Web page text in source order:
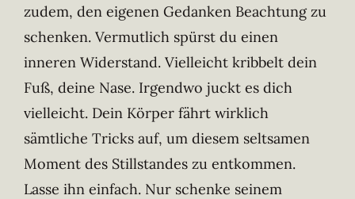
zudem, den eigenen Gedanken Beachtung zu
schenken. Vermutlich spürst du einen
inneren Widerstand. Vielleicht kribbelt dein
Fuß, deine Nase. Irgendwo juckt es dich
vielleicht. Dein Körper fährt wirklich
sämtliche Tricks auf, um diesem seltsamen
Moment des Stillstandes zu entkommen.
Lasse ihn einfach. Nur schenke seinem